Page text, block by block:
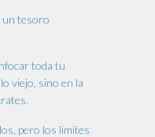
un tesoro
toda tu
viejo, sino en la
pero los limites